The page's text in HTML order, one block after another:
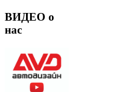
ВИДЕО о
нас